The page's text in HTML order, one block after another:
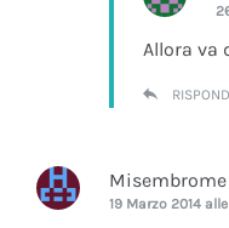
Allora va
Misembrome
19 Marzo 2014